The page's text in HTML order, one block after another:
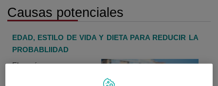
Causas potenciales
EDAD, ESTILO DE VIDA Y DIETA PARA REDUCIR LA
PROBABLIIDAD
El cáncer es una